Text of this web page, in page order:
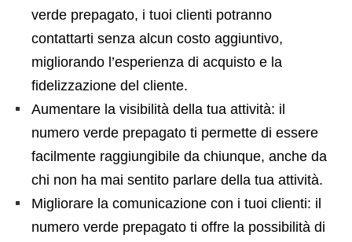
verde prepagato, i tuoi clienti potranno
contattarti senza alcun costo aggiuntivo,
migliorando l’esperienza di acquisto e la
fidelizzazione del cliente.
Aumentare la visibilità della tua attività: il
numero verde prepagato ti permette di essere
facilmente raggiungibile da chiunque, anche da
chi non ha mai sentito parlare della tua attività.
Migliorare la comunicazione con i tuoi clienti: il
numero verde prepagato ti offre la possibilità di